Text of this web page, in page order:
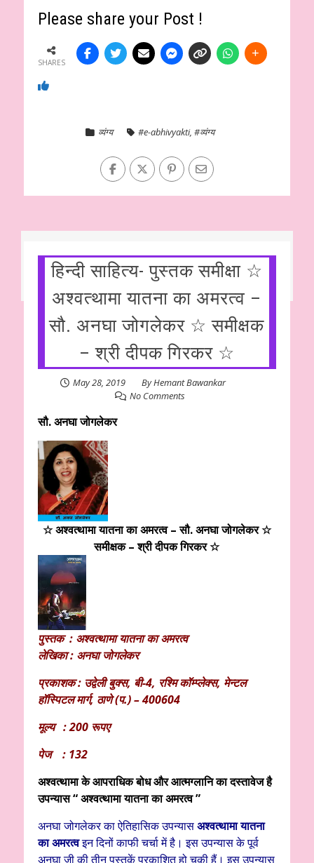
Please share your Post !
SHARES
व्यंग्य #e-abhivyakti, #व्यंग्य
हिन्दी साहित्य- पुस्तक समीक्षा ☆
अश्वत्थामा यातना का अमरत्व –
सौ. अनघा जोगलेकर ☆ समीक्षक
– श्री दीपक गिरकर ☆
May 28, 2019 ByHemant Bawankar
No Comments
सौ. अनघा जोगलेकर
☆ अश्वत्थामा यातना का अमरत्व – सौ. अनघा जोगलेकर ☆
समीक्षक – श्री दीपक गिरकर ☆
पुस्तक : अश्वत्थामा यातना का अमरत्व
लेखिका : अनघा जोगलेकर
प्रकाशक : उद्वेली बुक्स, बी-4, रश्मि कॉम्प्लेक्स, मेन्टल
हॉस्पिटल मार्ग, ठाणे (प.) – 400604
मूल्य : 200 रूपए
पेज : 132
अश्वत्थामा के आपराधिक बोध और आत्मग्लानि का दस्तावेज है
उपन्यास “ अश्वत्थामा यातना का अमरत्व ”
अनघा जोगलेकर का ऐतिहासिक उपन्यासअश्वत्थामा यातना
का अमरत्वइन दिनों काफी चर्चा में है। इस उपन्यास के पूर्व
अनघा जी की तीन पुस्तकें प्रकाशित हो चुकी हैं। इस उपन्यास